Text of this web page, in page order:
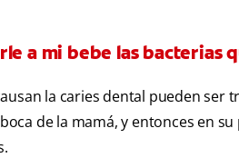
a mi bebe las bacterias
la caries dental pueden
de la mamá, y entonces en